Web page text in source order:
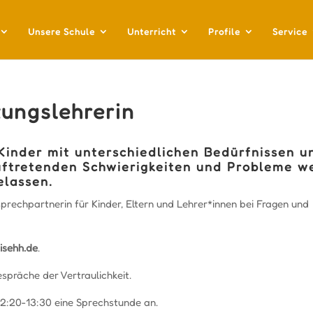
Unsere Schule Unterricht Profile Service
mit unterschiedlichen Bedürfnissen
Schwierigkeiten und Probleme
für Kinder, Eltern und Lehrer*innen bei Fragen und
.
der Vertraulichkeit.
13:30 eine Sprechstunde an.